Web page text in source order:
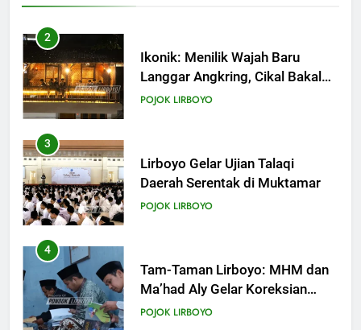
2
Ikonik: Menilik Wajah Baru
Langgar Angkring, Cikal Bakal
Ponpes Lirboyo yang Selesai
POJOK LIRBOYO
3
Lirboyo Gelar Ujian Talaqi
Daerah Serentak di Muktamar
POJOK LIRBOYO
4
Tam-Taman Lirboyo: MHM dan
Ma’had Aly Gelar Koreksian
Kitab Semester Ganjil
POJOK LIRBOYO